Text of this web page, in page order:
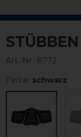
Art.-Nr.: 8772
Farbe: schwarz